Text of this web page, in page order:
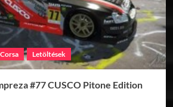
Letöltések
#77 CUSCO Pitone Edition